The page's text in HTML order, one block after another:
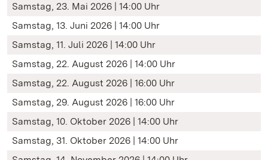
Samstag, 23. Mai 2026 | 14:00 Uhr
Samstag, 13. Juni 2026 | 14:00 Uhr
Samstag, 11. Juli 2026 | 14:00 Uhr
Samstag, 22. August 2026 | 14:00 Uhr
Samstag, 22. August 2026 | 16:00 Uhr
Samstag, 29. August 2026 | 16:00 Uhr
Samstag, 10. Oktober 2026 | 14:00 Uhr
Samstag, 31. Oktober 2026 | 14:00 Uhr